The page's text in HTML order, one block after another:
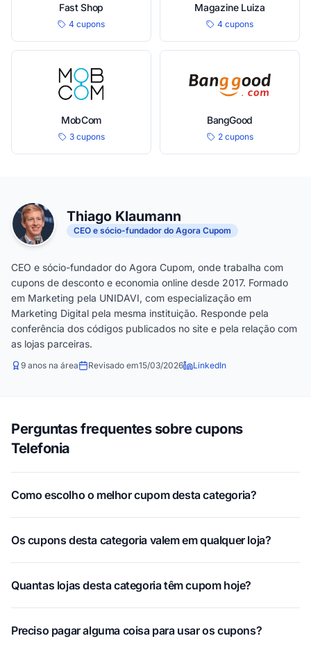
Fast Shop
4 cupons
Magazine Luiza
4 cupons
MobCom
3 cupons
BangGood
2 cupons
Thiago Klaumann
CEO e sócio-fundador do Agora Cupom
CEO e sócio-fundador do Agora Cupom, onde trabalha com
cupons de desconto e economia online desde 2017. Formado
em Marketing pela UNIDAVI, com especialização em
Marketing Digital pela mesma instituição. Responde pela
conferência dos códigos publicados no site e pela relação com
as lojas parceiras.
9 anos na área Revisado em15/03/2026 LinkedIn
Perguntas frequentes sobre cupons
Telefonia
Como escolho o melhor cupom desta categoria?
Os cupons desta categoria valem em qualquer loja?
Quantas lojas desta categoria têm cupom hoje?
Preciso pagar alguma coisa para usar os cupons?